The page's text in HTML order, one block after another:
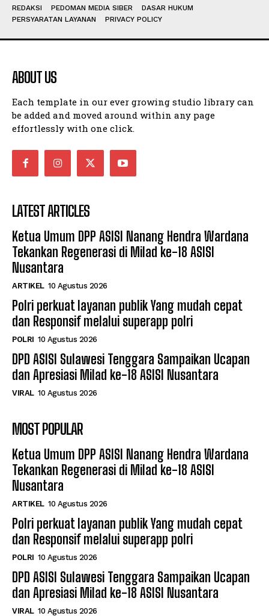
REDAKSI PEDOMAN MEDIA SIBER
DASAR HUKUM
PERSYARATAN LAYANAN
PRIVACY POLICY
ABOUT US
Each template in our ever growing studio library can
be added and moved around within any page
effortlessly with one click.
LATEST ARTICLES
Ketua Umum DPP ASISI Nanang Hendra Wardana
Tekankan Regenerasi di Milad ke-18 ASISI
Nusantara
ARTIKEL 10 Agustus 2026
Polri perkuat layanan publik Yang mudah cepat
dan Responsif melalui superapp polri
POLRI 10 Agustus 2026
DPD ASISI Sulawesi Tenggara Sampaikan Ucapan
dan Apresiasi Milad ke-18 ASISI Nusantara
VIRAL 10 Agustus 2026
MOST POPULAR
Ketua Umum DPP ASISI Nanang Hendra Wardana
Tekankan Regenerasi di Milad ke-18 ASISI
Nusantara
ARTIKEL 10 Agustus 2026
Polri perkuat layanan publik Yang mudah cepat
dan Responsif melalui superapp polri
POLRI 10 Agustus 2026
DPD ASISI Sulawesi Tenggara Sampaikan Ucapan
dan Apresiasi Milad ke-18 ASISI Nusantara
VIRAL 10 Agustus 2026